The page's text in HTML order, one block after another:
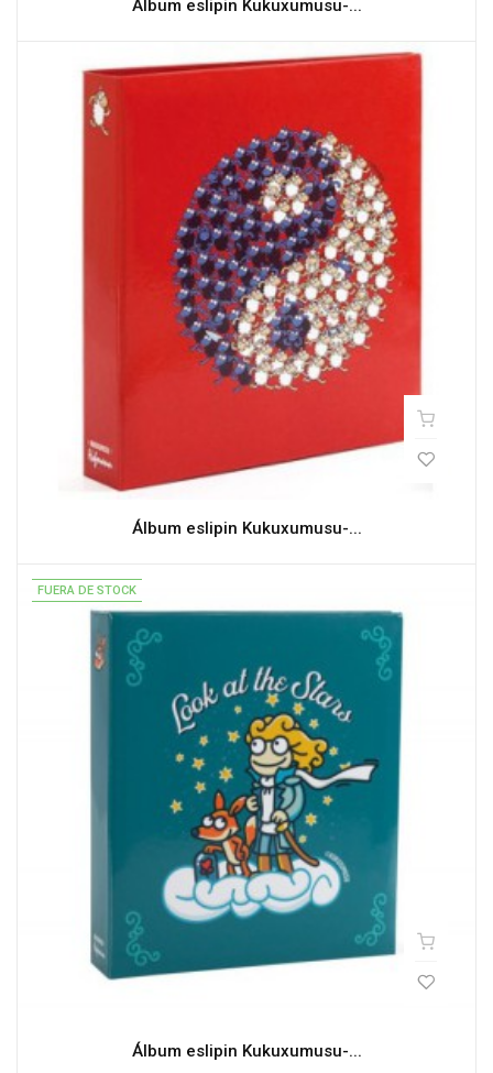
Álbum eslipin Kukuxumusu-...
Álbum eslipin Kukuxumusu-...
Álbum eslipin Kukuxumusu-...
FUERA DE STOCK